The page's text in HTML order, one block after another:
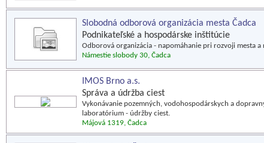
Slobodná odborová organizácia mesta Čadca
Podnikateľské a hospodárske inštitúcie
Odborová organizácia - napomáhanie pri rozvoji mesta a
Námestie slobody 30, Čadca
IMOS Brno a.s.
Správa a údržba ciest
Vykonávanie pozemných, vodohospodárskych a
laboratórium - údržby ciest.
Májová 1319, Čadca